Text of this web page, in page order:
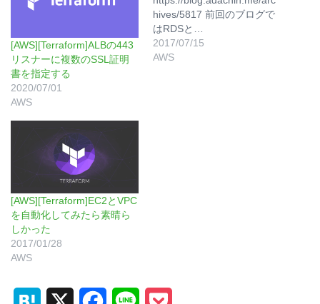
[AWS][Terraform]ALBの443
リスナーに複数のSSL証明
書を指定する
2020/07/01
AWS
hives/5817 前回のブログで
はRDSと…
2017/07/15
AWS
[AWS][Terraform]EC2とVPC
を自動化してみたら素晴ら
しかった
2017/01/28
AWS